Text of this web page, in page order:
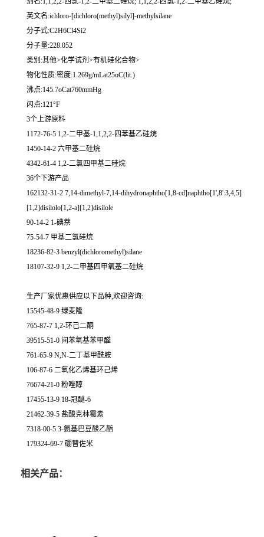
英文名:ichloro-[dichloro(methyl)silyl]-methylsilane
分子式:C2H6Cl4Si2
分子量:228.052
类别:其他>化学试剂>有机硅化合物>
物化性质:密度:1.269g/mLat25oC(lit.)
沸点:145.7oCat760mmHg
闪点:121°F
3个上游原料
1172-76-5 1,2-二甲基-1,1,2,2-四苯基乙硅烷
1450-14-2 六甲基二硅烷
4342-61-4 1,2-二氯四甲基二硅烷
36个下游产品
162132-31-2 7,14-dimethyl-7,14-dihydronaphtho[1,8-cd]naphtho[1',8':3,4,5]
[1,2]disilolo[1,2-a][1,2]disilole
90-14-2 1-碘萘
75-54-7 甲基二氯硅烷
18236-82-3 benzyl(dichloromethyl)silane
18107-32-9 1,2-二甲基四甲氧基二硅烷
生产厂家优惠供应以下品种,欢迎咨询:
15545-48-9 绿麦隆
765-87-7 1,2-环己二酮
39515-51-0 间苯氧基苯甲醛
761-65-9 N,N-二丁基甲酰胺
106-87-6 二氧化乙烯基环己烯
76674-21-0 粉唑醇
17455-13-9 18-冠醚-6
21462-39-5 盐酸克林霉素
7318-00-5 3-氨基巴豆酸乙酯
179324-69-7 硼替佐米
相关产品：